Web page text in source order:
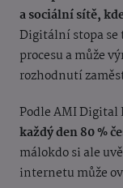
a sociální sítě,
Digitální stopa se
procesu a může
rozhodnutí
Podle AMI Digital
každý den 80 %
málokdo si ale
internetu může